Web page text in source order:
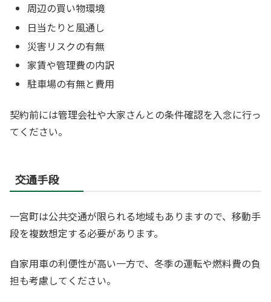
周辺の買い物環境
日当たりと風通し
災害リスクの有無
家賃や管理費の内訳
駐車場の有無と費用
契約前には管理会社や大家さんとの条件確認を入念に行っ
てください。
交通手段
一宮町は公共交通が限られる地域もありますので、移動手
段を複数想定する必要があります。
自家用車の利便性が高い一方で、冬季の運転や燃料費の負
担も考慮してください。